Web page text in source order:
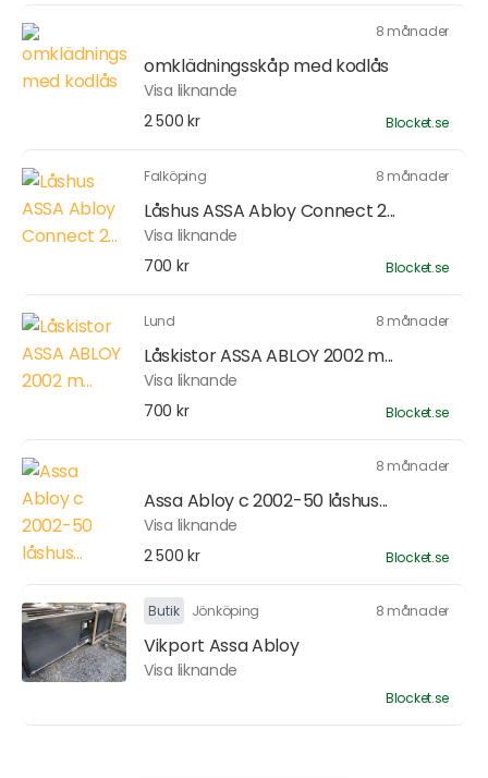
8 månader
omklädningsskåp med kodlås
Visa liknande
2 500 kr
Blocket.se
Falköping 8 månader
Låshus ASSA Abloy Connect 2...
Visa liknande
700 kr
Blocket.se
Lund 8 månader
Låskistor ASSA ABLOY 2002 m...
Visa liknande
700 kr
Blocket.se
8 månader
Assa Abloy c 2002-50 låshus...
Visa liknande
2 500 kr
Blocket.se
Butik Jönköping 8 månader
Vikport Assa Abloy
Visa liknande
Blocket.se